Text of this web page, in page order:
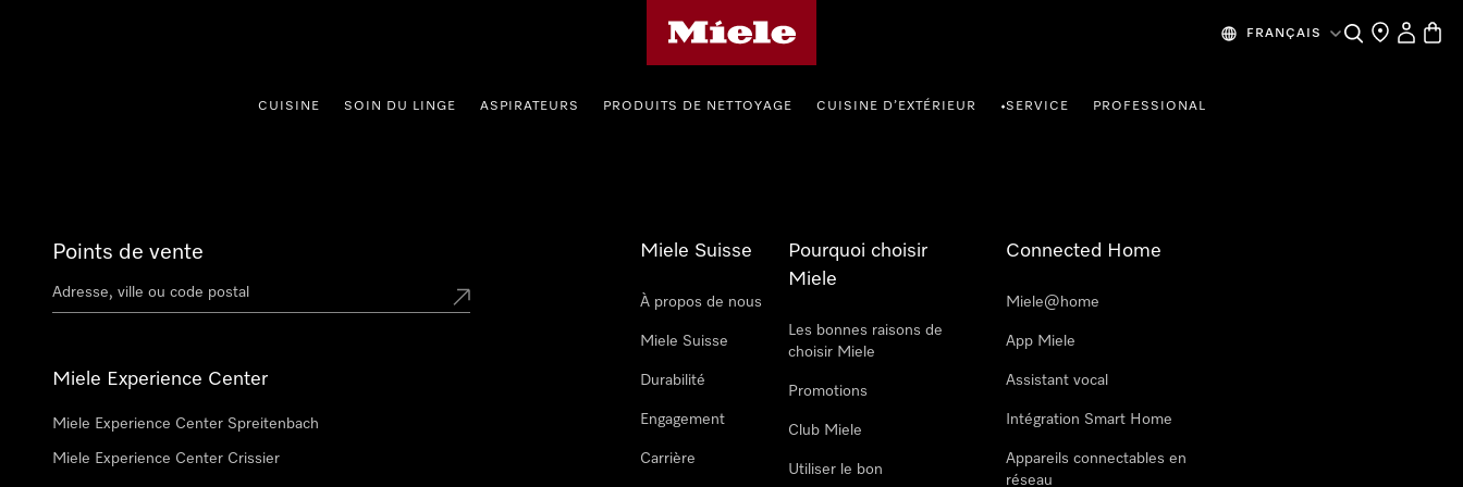
FRANÇAIS SearchFind a store
My
CUISINE SOIN DU LINGE ASPIRATEURS PRODUITS DE NETTOYAGE CUISINE D’EXTÉRIEUR •SERVICE PROFESSIONAL
Points de vente
Miele Experience Center
Miele Experience Center Spreitenbach
Miele Experience Center Crissier
Miele Suisse
À propos de nous
Miele Suisse
Durabilité
Engagement
Carrière
Pourquoi choisir
Miele
Les bonnes raisons de
choisir Miele
Promotions
Club Miele
Utiliser le bon
Connected Home
Miele@home
App Miele
Assistant vocal
Intégration Smart Home
Appareils connectables en
réseau